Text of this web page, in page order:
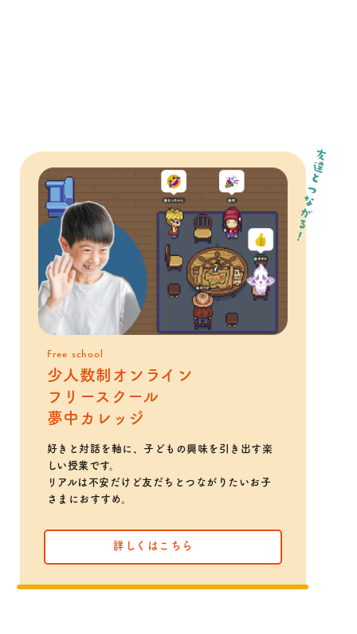
Free school
少人数制オンライン
フリースクール
夢中カレッジ
好きと対話を軸に、子どもの興味を引き出す楽
しい授業です。
リアルは不安だけど友だちとつながりたいお子
さまにおすすめ。
詳しくはこちら
友達とつながる！